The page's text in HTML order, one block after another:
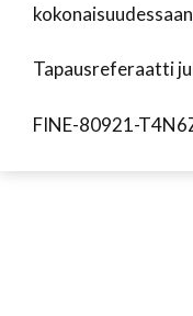
Tapausreferaatti
FINE-80921-